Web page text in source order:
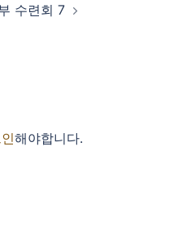
수련회 7
해야합니다.